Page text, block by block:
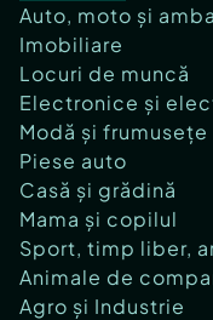
Auto, moto și
Imobiliare
Locuri de muncă
Electronice și
Modă și frumusețe
Piese auto
Casă și grădină
Mama și copilul
Sport, timp liber,
Animale de
Agro și Industrie